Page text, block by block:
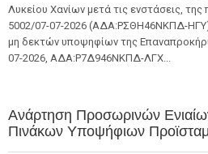
Λυκείου Χανίων μετά τις ενστάσεις,
5002/07-07-2026 (ΑΔΑ:ΡΣΘΗ46ΝΚΠΔ-
μη δεκτών υποψηφίων της
07-2026, ΑΔΑ:Ρ7Δ946ΝΚΠΔ-ΛΓΧ...
Ανάρτηση Προσωρινών
Πινάκων Υποψήφιων